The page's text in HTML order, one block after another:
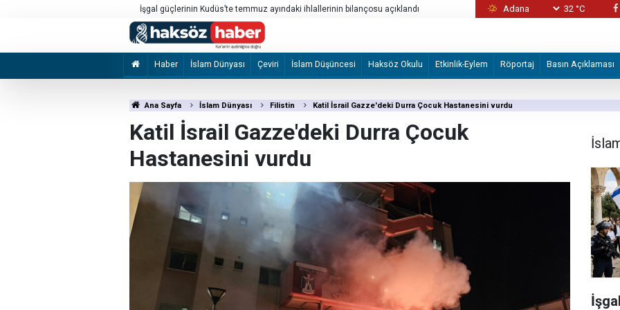
İşgal güçlerinin Kudüs’te temmuz ayındaki ihlallerinin bilançosu açıklandı İşgal güçleri, yerinden edilenlerin dönüşü
32 °C
Haber İslam Dünyası Çeviri İslam Düşüncesi Haksöz Okulu Etkinlik-Eylem Röportaj Basın Açıklaması
Ana Sayfa İslam Dünyası Filistin Katil İsrail Gazze'deki Durra Çocuk Hastanesini vurdu
Katil İsrail Gazze'deki Durra Çocuk
Hastanesini vurdu